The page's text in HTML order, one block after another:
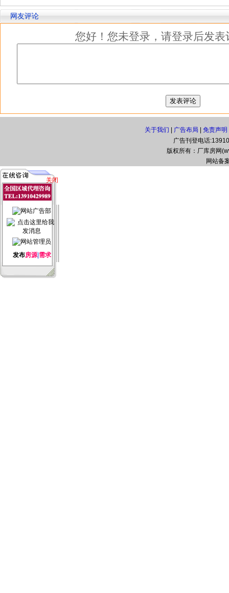
网友评论
您好！您未登录，请登录后发
关于我们 广告布局 免责声明
广告刊登电话
版权所有：厂库房网
网站备
关闭
发布房源| 需求